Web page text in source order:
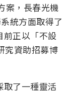
案，長春光機
統方面取得了
前正以「不設
究資助招募博
了一種靈活